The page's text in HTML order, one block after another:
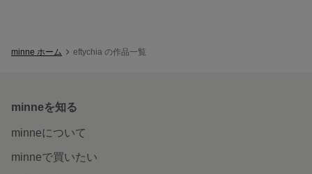
minne ホーム eftychia の作品一覧
minneを知る
minneについて
minneで買いたい